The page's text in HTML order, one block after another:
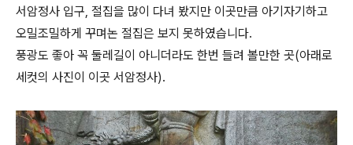
서암정사 입구, 절집을 많이 다녀 봤지만 이곳만큼 아기자기하고
오밀조밀하게 꾸며논 절집은 보지 못하였습니다.
풍광도 좋아 꼭 둘레길이 아니더라도 한번 들려 볼만한 곳(아래로
세컷의 사진이 이곳 서암정사).